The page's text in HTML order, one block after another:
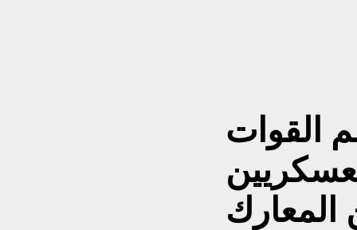
القوات
المعارك